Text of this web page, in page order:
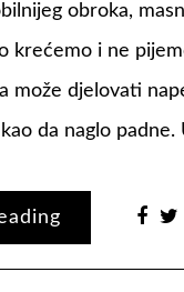
obroka,
krećemo i ne
može djelovati
da naglo